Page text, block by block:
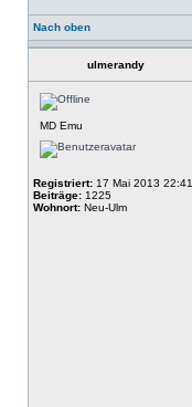
Nach oben
ulmerandy
MD Emu
Registriert: 17 Mai 2013 22:41
Beiträge: 1225
Wohnort: Neu-Ulm